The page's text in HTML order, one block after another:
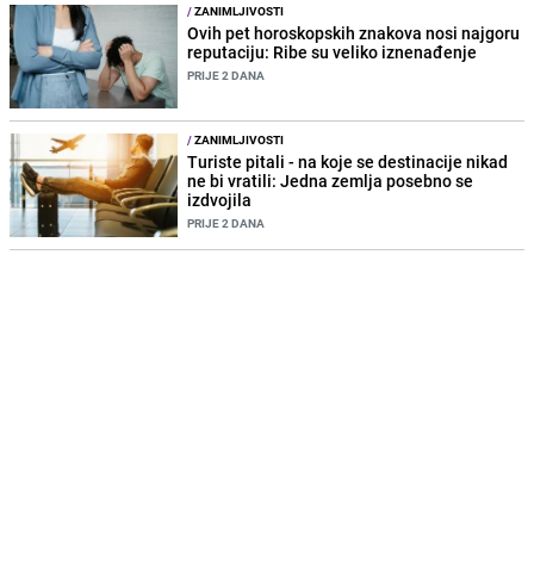
/ZANIMLJIVOSTI
Ovih pet horoskopskih znakova nosi najgoru
reputaciju: Ribe su veliko iznenađenje
PRIJE 2 DANA
/ZANIMLJIVOSTI
Turiste pitali - na koje se destinacije nikad
ne bi vratili: Jedna zemlja posebno se
izdvojila
PRIJE 2 DANA